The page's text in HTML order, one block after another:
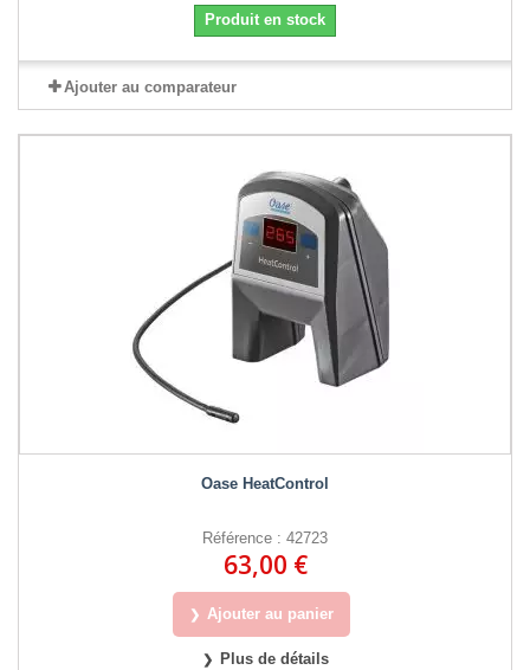
Produit en stock
Ajouter au comparateur
Oase HeatControl
Référence : 42723
63,00 €
Ajouter au panier
Plus de détails